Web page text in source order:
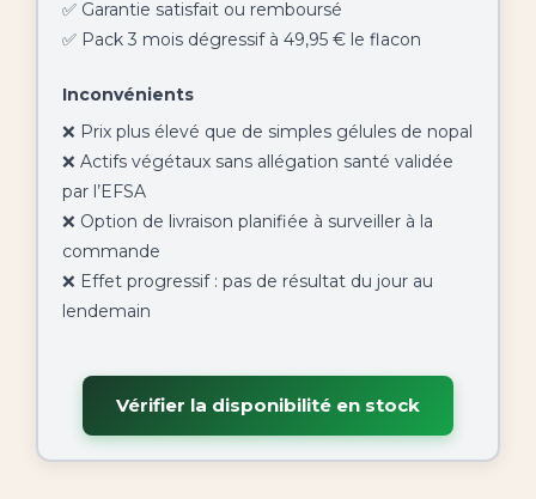
✅ Garantie satisfait ou remboursé
✅ Pack 3 mois dégressif à 49,95 € le flacon
Inconvénients
❌ Prix plus élevé que de simples gélules de nopal
❌ Actifs végétaux sans allégation santé validée
par l’EFSA
❌ Option de livraison planifiée à surveiller à la
commande
❌ Effet progressif : pas de résultat du jour au
lendemain
Vérifier la disponibilité en stock